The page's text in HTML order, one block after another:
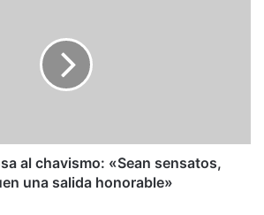
al chavismo: «Sean sensatos,
una salida honorable»